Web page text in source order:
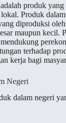
produk
Produk
diproduksi
maupun kecil.
terhadap
kerja bagi
Negeri
dalam negeri